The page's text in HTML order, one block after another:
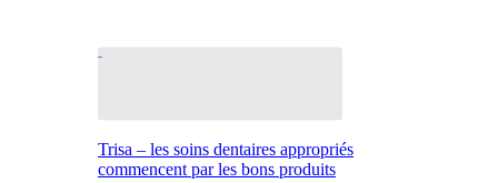
Trisa – les soins dentaires appropriés
commencent par les bons produits